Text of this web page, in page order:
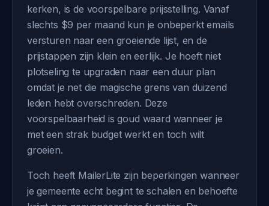
kerken, is de voorspelbare prijsstelling. Vanaf
slechts $9 per maand kun je onbeperkt emails
versturen naar een groeiende lijst, en de
prijstappen zijn klein en eerlijk. Je hoeft niet
plotseling te upgraden naar een duur plan
omdat je net die magische grens van duizend
leden hebt overschreden. Deze
voorspelbaarheid is goud waard wanneer je
met een strak budget werkt en toch wilt
groeien.
Toch heeft MailerLite zijn beperkingen wanneer
je gemeente echt begint te schalen en behoefte